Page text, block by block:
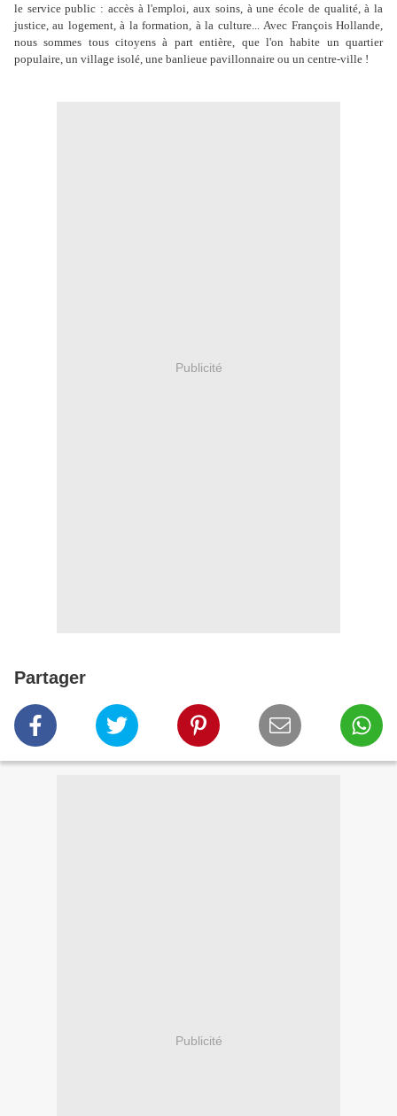
le service public : accès à l'emploi, aux soins, à une école de qualité, à la
justice, au logement, à la formation, à la culture... Avec François Hollande,
nous sommes tous citoyens à part entière, que l'on habite un quartier
populaire, un village isolé, une banlieue pavillonnaire ou un centre-ville !
Publicité
Partager
Publicité